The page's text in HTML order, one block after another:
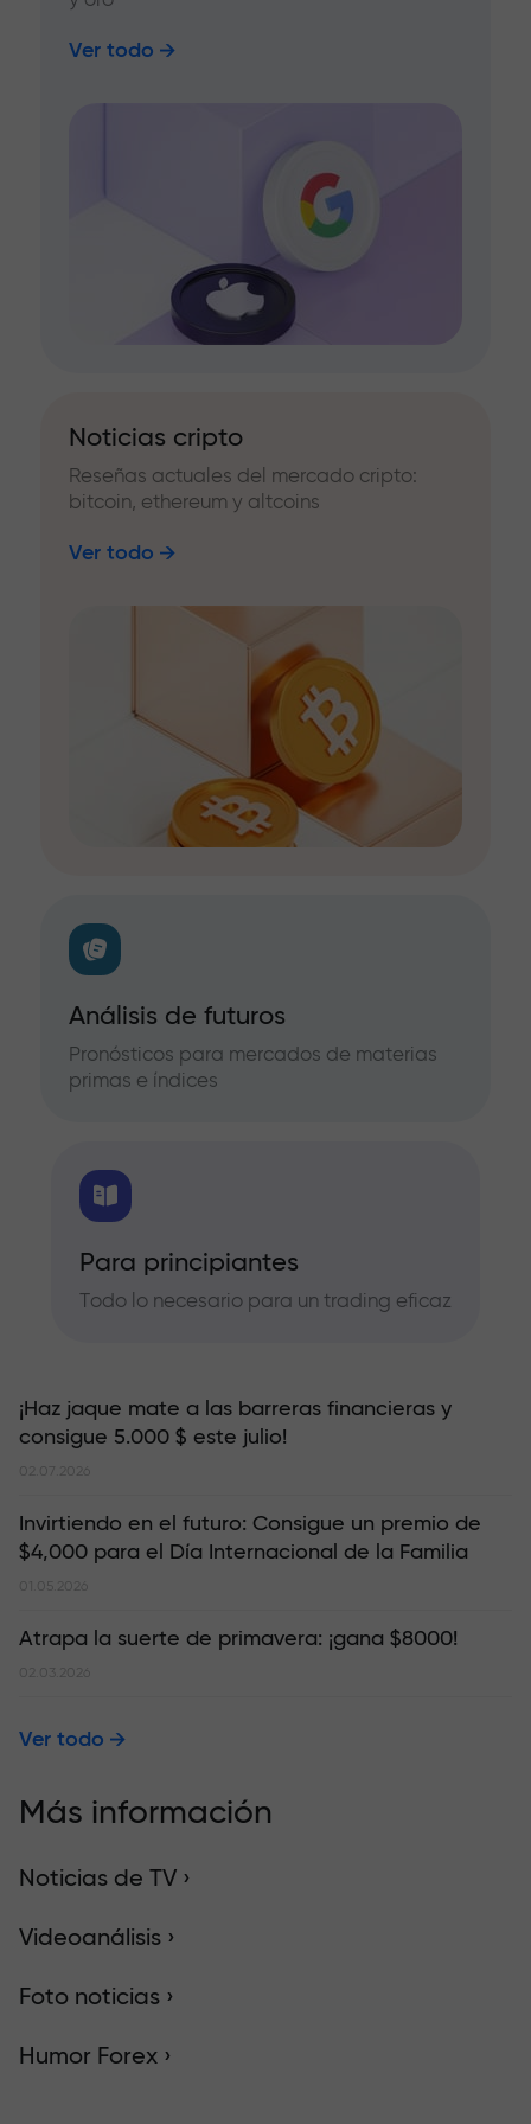
Ver todo
Noticias cripto
Reseñas actuales del mercado cripto:
bitcoin, ethereum y altcoins
Ver todo
Análisis de futuros
Pronósticos para mercados de materias
primas e índices
Para principiantes
Todo lo necesario para un trading eficaz
¡Haz jaque mate a las barreras financieras y
consigue 5.000 $ este julio!
02.07.2026
Invirtiendo en el futuro: Consigue un premio de
$4,000 para el Día Internacional de la Familia
01.05.2026
Atrapa la suerte de primavera: ¡gana $8000!
02.03.2026
Ver todo
Más información
Noticias de TV ›
Videoanálisis ›
Foto noticias ›
Humor Forex ›